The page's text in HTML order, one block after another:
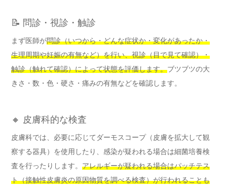
📝 問診・視診・触診
まず医師が問診（いつから・どんな症状か・変化があったか・
生理周期や妊娠の有無など）を行い、視診（目で見て確認）・
触診（触れて確認）によって状態を評価します。ブツブツの大
きさ・数・色・硬さ・痛みの有無などを確認します。
🔸 皮膚科的な検査
皮膚科では、必要に応じてダーモスコープ（皮膚を拡大して観
察する器具）を使用したり、感染が疑われる場合は細菌培養検
査を行ったりします。 アレルギーが疑われる場合はパッチテス
ト（接触性皮膚炎の原因物質を調べる検査）が行われることも